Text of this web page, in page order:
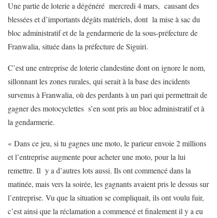
Une partie de loterie a dégénéré mercredi 4 mars, causant des
blessées et d’importants dégâts matériels, dont la mise à sac du
bloc administratif et de la gendarmerie de la sous-préfecture de
Franwalia, située dans la préfecture de Siguiri.
C’est une entreprise de loterie clandestine dont on ignore le nom,
sillonnant les zones rurales, qui serait à la base des incidents
survenus à Franwalia, où des perdants à un pari qui permettrait de
gagner des motocyclettes s’en sont pris au bloc administratif et à
la gendarmerie.
« Dans ce jeu, si tu gagnes une moto, le parieur envoie 2 millions
et l’entreprise augmente pour acheter une moto, pour la lui
remettre. Il y a d’autres lots aussi. Ils ont commencé dans la
matinée, mais vers la soirée, les gagnants avaient pris le dessus sur
l’entreprise. Vu que la situation se compliquait, ils ont voulu fuir,
c’est ainsi que la réclamation a commencé et finalement il y a eu